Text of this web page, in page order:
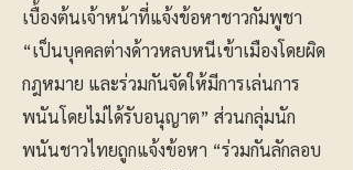
เบื้องต้นเจ้าหน้าที่แจ้งข้อหาชาวกัมพูชา
“เป็นบุคคลต่างด้าวหลบหนีเข้าเมืองโดยผิด
กฎหมาย และร่วมกันจัดให้มีการเล่นการ
พนันโดยไม่ได้รับอนุญาต” ส่วนกลุ่มนัก
พนันชาวไทยถูกแจ้งข้อหา “ร่วมกันลักลอบ